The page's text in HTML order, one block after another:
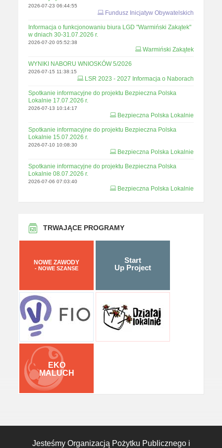
2026-07-23 06:44:55
Fundusz Inicjatyw Obywatelskich
Informacja o funkcjonowaniu biura LGD "Warmiński Zakątek"
w dniach 30-31.07.2026 r.
2026-07-20 05:52:38
Warmiński Zakątek
WYNIKI NABORU WNIOSKÓW 5/2026
2026-07-15 11:38:15
LSR 2023 - 2027 Informacja o Naborach
Spotkanie informacyjne do projektu Bezpieczna Polska
Lokalnie 17.07.2026 r.
2026-07-13 10:14:17
Bezpieczna Polska Lokalnie
Spotkanie informacyjne do projektu Bezpieczna Polska
Lokalnie 15.07.2026 r.
2026-07-10 10:08:30
Bezpieczna Polska Lokalnie
Spotkanie informacyjne do projektu Bezpieczna Polska
Lokalnie 08.07.2026 r.
2026-07-06 07:03:40
Bezpieczna Polska Lokalnie
TRWAJĄCE PROGRAMY
NOWE ZAWODY
- NOWE SZANSE
Start
Up Project
EKO
MALUCH
Jesteśmy Organizacją Pożytku Publicznego i